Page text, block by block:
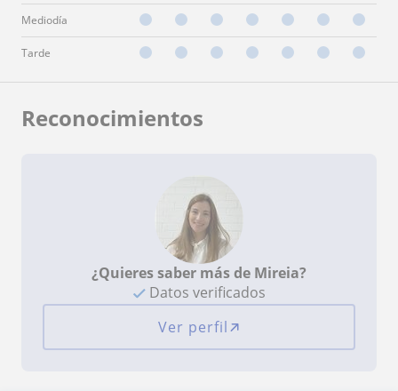
Mediodía
Tarde
Reconocimientos
¿Quieres saber más de Mireia?
Datos verificados
Ver perfil